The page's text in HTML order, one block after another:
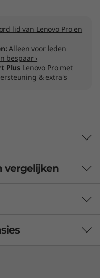
lid van Lenovo Pro en
Alleen voor leden
bespaar ›
Plus Lenovo Pro met
& extra's
vergelijken
Plus